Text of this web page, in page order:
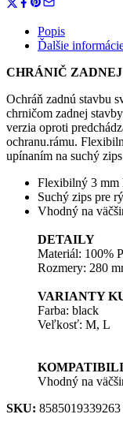
Popis
Ďalšie
CHRÁNIČ
Ochráň zadnú stavbu
chrničom zadnej
verzia oproti
ochranu.rámu.
upínaním na suchý
Flexibilný 3 mm
Suchý zips pre
Vhodný na
DETAILY
Materiál: 100%
Rozmery: 280
VARIANTY
Farba: black
Veľkosť: M, L
Vhodný na
SKU: 8585019339263